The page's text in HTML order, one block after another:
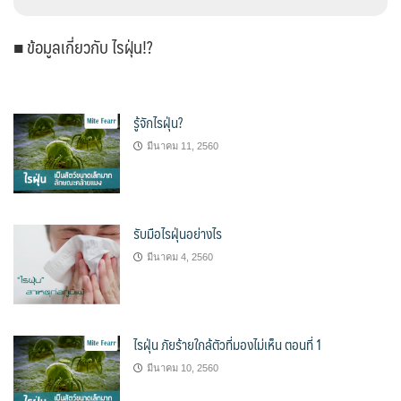
■ ข้อมูลเกี่ยวกับ ไรฝุ่น!?
รู้จักไรฝุ่น?
มีนาคม 11, 2560
รับมือไรฝุ่นอย่างไร
มีนาคม 4, 2560
ไรฝุ่น ภัยร้ายใกล้ตัวที่มองไม่เห็น ตอนที่ 1
มีนาคม 10, 2560